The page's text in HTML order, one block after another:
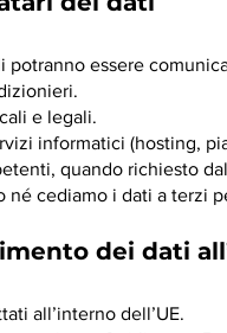
potranno essere
e legali.
informatici (hosting,
quando richiesto
né cediamo i dati a terzi
dei dati
all’interno dell’UE.